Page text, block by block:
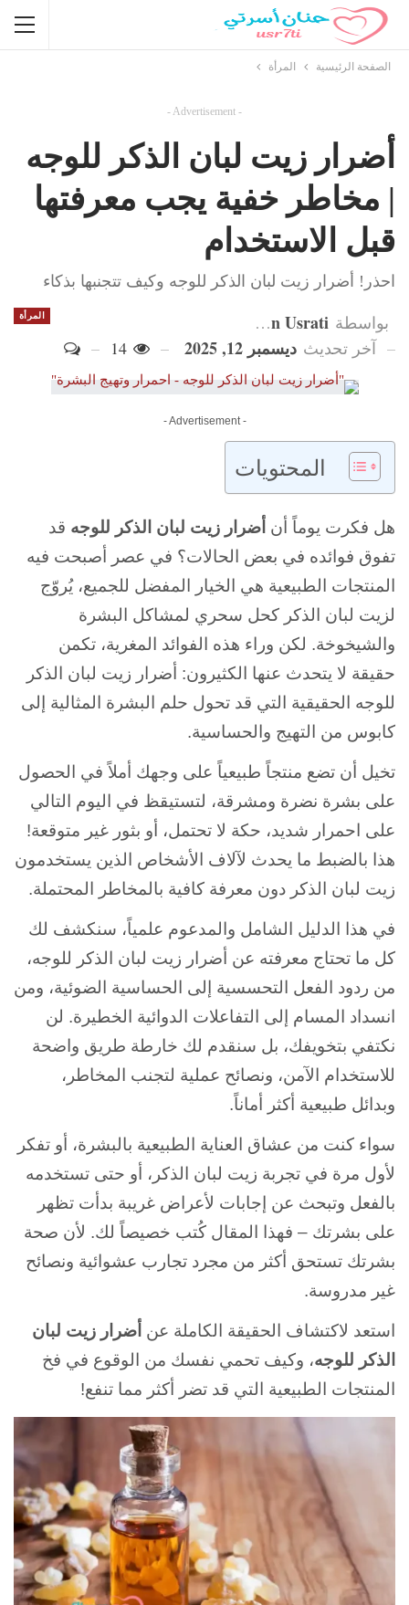
الصفحة الرئيسية المرأة
- Advertisement -
أضرار زيت لبان الذكر للوجه
| مخاطر خفية يجب معرفتها
قبل الاستخدام
احذر! أضرار زيت لبان الذكر للوجه وكيف تتجنبها بذكاء
المرأة بواسطة Hanan Usrati
آخر تحديث ديسمبر 12, 2025
- Advertisement -
المحتويات
هل فكرت يوماً أن أضرار زيت لبان الذكر للوجه قد
تفوق فوائده في بعض الحالات؟ في عصر أصبحت فيه
المنتجات الطبيعية هي الخيار المفضل للجميع، يُروّج
لزيت لبان الذكر كحل سحري لمشاكل البشرة
والشيخوخة. لكن وراء هذه الفوائد المغرية، تكمن
حقيقة لا يتحدث عنها الكثيرون: أضرار زيت لبان الذكر
للوجه الحقيقية التي قد تحول حلم البشرة المثالية إلى
كابوس من التهيج والحساسية.
تخيل أن تضع منتجاً طبيعياً على وجهك أملاً في الحصول
على بشرة نضرة ومشرقة، لتستيقظ في اليوم التالي
على احمرار شديد، حكة لا تحتمل، أو بثور غير متوقعة!
هذا بالضبط ما يحدث لآلاف الأشخاص الذين يستخدمون
زيت لبان الذكر دون معرفة كافية بالمخاطر المحتملة.
في هذا الدليل الشامل والمدعوم علمياً، سنكشف لك
كل ما تحتاج معرفته عن أضرار زيت لبان الذكر للوجه،
من ردود الفعل التحسسية إلى الحساسية الضوئية، ومن
انسداد المسام إلى التفاعلات الدوائية الخطيرة. لن
نكتفي بتخويفك، بل سنقدم لك خارطة طريق واضحة
للاستخدام الآمن، ونصائح عملية لتجنب المخاطر،
وبدائل طبيعية أكثر أماناً.
سواء كنت من عشاق العناية الطبيعية بالبشرة، أو تفكر
لأول مرة في تجربة زيت لبان الذكر، أو حتى تستخدمه
بالفعل وتبحث عن إجابات لأعراض غريبة بدأت تظهر
على بشرتك – فهذا المقال كُتب خصيصاً لك. لأن صحة
بشرتك تستحق أكثر من مجرد تجارب عشوائية ونصائح
غير مدروسة.
استعد لاكتشاف الحقيقة الكاملة عن أضرار زيت لبان
الذكر للوجه، وكيف تحمي نفسك من الوقوع في فخ
المنتجات الطبيعية التي قد تضر أكثر مما تنفع!